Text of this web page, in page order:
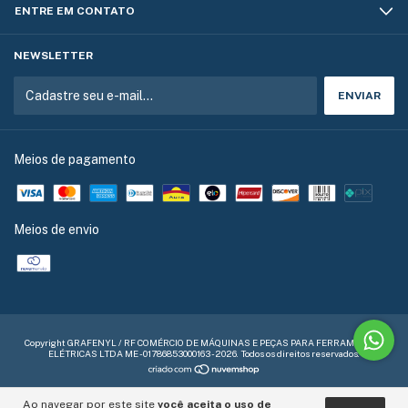
Ao navegar por este site você aceita o uso de
ENTRE EM CONTATO
NEWSLETTER
Meios de pagamento
Meios de envio
Copyright GRAFENYL / RF COMÉRCIO DE MÁQUINAS E PEÇAS PARA FERRAMENTAS
ELÉTRICAS LTDA ME - 01786853000163 - 2026. Todos os direitos reservados.